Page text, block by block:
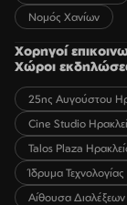
Νομός Χανίων
Χορηγοί
Χώροι
25ης Αυγούστου
Cine Studio
Talos Plaza
Ίδρυμα
Αίθουσα